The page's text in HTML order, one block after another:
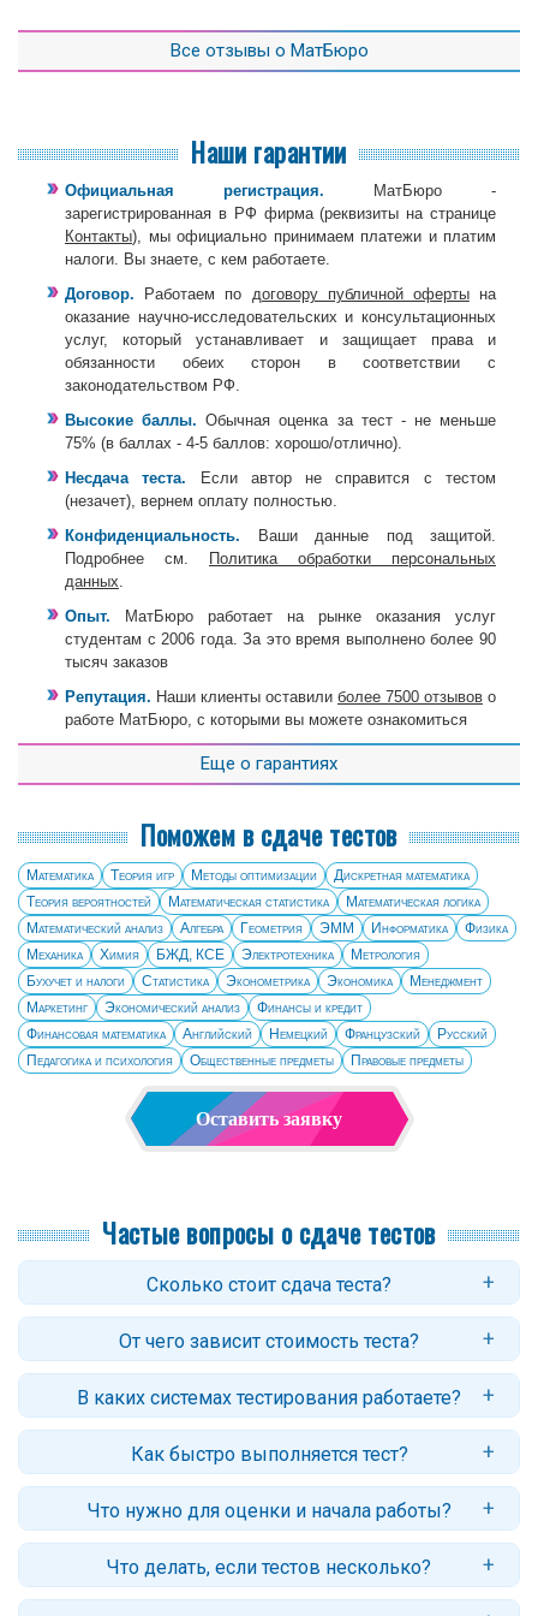
Все отзывы о МатБюро
Наши гарантии
Официальная регистрация. МатБюро -
зарегистрированная в РФ фирма (реквизиты на странице
Контакты), мы официально принимаем платежи и платим
налоги. Вы знаете, с кем работаете.
Договор. Работаем по договору публичной офертына
оказание научно-исследовательских и консультационных
услуг, который устанавливает и защищает права и
обязанности обеих сторон в соответствии с
законодательством РФ.
Высокие баллы. Обычная оценка за тест - не меньше
75% (в баллах - 4-5 баллов: хорошо/отлично).
Несдача теста. Если автор не справится с тестом
(незачет), вернем оплату полностью.
Конфиденциальность. Ваши данные под защитой.
Подробнее см.
Политика обработки персональных
данных
Опыт. МатБюро работает на рынке оказания услуг
студентам с 2006 года. За это время выполнено более 90
тысяч заказов
Репутация. Наши клиенты оставили более 7500 отзывов о
работе МатБюро, с которыми вы можете ознакомиться
Еще о гарантиях
Поможем в сдаче тестов
Математика Теория игр Методы оптимизации
Дискретная математика
Теория вероятностей
Математическая статистика
Математическая логика
Математический анализ
Алгебра Геометрия ЭММ Информатика
Физика
Механика
Химия БЖД, КСЕ Электротехника
Метрология
Бухучет и налоги
Статистика Эконометрика Экономика
Менеджмент
Маркетинг
Экономический анализ
Финансы и кредит
Финансовая математика
Английский Немецкий Французский
Русский
Педагогика и психология
Общественные предметы Правовые предметы
Оставить заявку
Частые вопросы о сдаче тестов
Сколько стоит сдача теста?
Средняя стоимость — от 500 рублей. На цену влияют объём,
сложность, предмет, тип вопросов и сроки. Точную сумму мы
назовём после обработки вашей заявки.
От чего зависит стоимость теста?
На цену влияет несколько факторов:
Количество вопросов — чем больше, тем выше
стоимость;
Тип заданий — тесты с выбором одного варианта
ответа дешевле, чем задания с расчётными задачами
или открытыми вопросами;
Сложность предмета — обычно тест по экономике или
английскому стоит дешевле, чем по математике или
техническим дисциплинам;
В каких системах тестирования работаете?
Мы работаем с популярными LMS: Moodle, Прометей, кастомными
СДО разных вузов и другими системами. Укажите сайт для сдачи
в заявке.
Как быстро выполняется тест?
Большинство тестов выполняется в срок 3-5 дней. Срочные
задания (в течение суток) возможны для некоторых вузов.
Что нужно для оценки и начала работы?
Желательно прислать: ссылку на сайт вуза, названия тестов/
предметов (можно скриншотом), число вопросов в тесте,
количество попыток, желаемый балл и сроки. Чем точнее
Что делать, если тестов несколько?
Укажите в заявке список/фото всех тестов (и порядок сдачи, если